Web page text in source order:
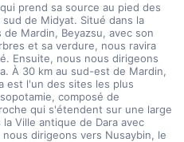
prend sa source au pied des
de Midyat. Situé dans la
Mardin, Beyazsu, avec son
et sa verdure, nous ravira
Ensuite, nous nous dirigeons
À 30 km au sud-est de Mardin,
est l'un des sites les plus
composé de
qui s'étendent sur une large
Ville antique de Dara avec
dirigeons vers Nusaybin, le